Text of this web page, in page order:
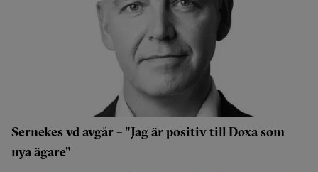
Sernekes vd avgår – "Jag är positiv till Doxa som
nya ägare"